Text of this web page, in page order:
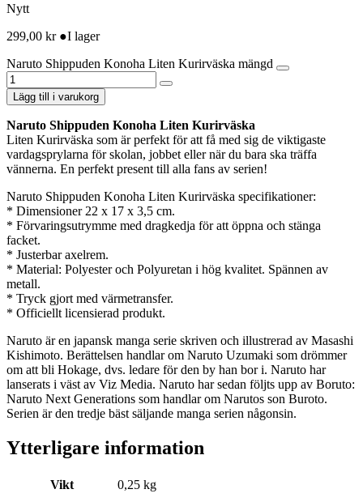
Nytt
299,00 kr ●I lager
Naruto Shippuden Konoha Liten Kurirväska mängd
Lägg till i varukorg
Naruto Shippuden Konoha Liten Kurirväska
Liten Kurirväska som är perfekt för att få med sig de viktigaste
vardagsprylarna för skolan, jobbet eller när du bara ska träffa
vännerna. En perfekt present till alla fans av serien!
Naruto Shippuden Konoha Liten Kurirväska specifikationer:
* Dimensioner 22 x 17 x 3,5 cm.
* Förvaringsutrymme med dragkedja för att öppna och stänga
facket.
* Justerbar axelrem.
* Material: Polyester och Polyuretan i hög kvalitet. Spännen av
metall.
* Tryck gjort med värmetransfer.
* Officiellt licensierad produkt.
Naruto är en japansk manga serie skriven och illustrerad av Masashi
Kishimoto. Berättelsen handlar om Naruto Uzumaki som drömmer
om att bli Hokage, dvs. ledare för den by han bor i. Naruto har
lanserats i väst av Viz Media. Naruto har sedan följts upp av Boruto:
Naruto Next Generations som handlar om Narutos son Buroto.
Serien är den tredje bäst säljande manga serien någonsin.
Ytterligare information
Vikt 0,25 kg